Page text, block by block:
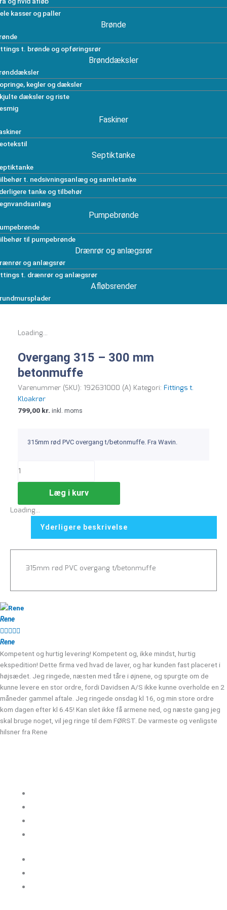
kasser og paller
Brønde
t. brønde og opføringsrør
Brønddæksler
kegler og dæksler
dæksler og riste
Faskiner
Septiktanke
t. nedsivningsanlæg og samletanke
tanke og tilbehør
Pumpebrønde
til pumpebrønde
Drænrør og anlægsrør
og anlægsrør
t. drænrør og anlægsrør
Afløbsrender
Loading...
Overgang 315 – 300 mm
betonmuffe
Varenummer (SKU): 192631000 (A) Kategori: Fittings t.
Kloakrør
799,00 kr. inkl. moms
315mm rød PVC overgang t/betonmuffe. Fra Wavin.
Læg i kurv
Loading...
Yderligere beskrivelse
315mm rød PVC overgang t/betonmuffe
Rene

Rene
Kompetent og hurtig levering! Kompetent og, ikke mindst, hurtig
ekspedition! Dette firma ved hvad de laver, og har kunden fast placeret i
højsædet. Jeg ringede, næsten med tåre i øjnene, og spurgte om de
kunne levere en stor ordre, fordi Davidsen A/S ikke kunne overholde en 2
måneder gammel aftale. Jeg ringede onsdag kl 16, og min store ordre
kom dagen efter kl 6.45! Kan slet ikke få armene ned, og næste gang jeg
skal bruge noget, vil jeg ringe til dem FØRST. De varmeste og venligste
hilsner fra Rene